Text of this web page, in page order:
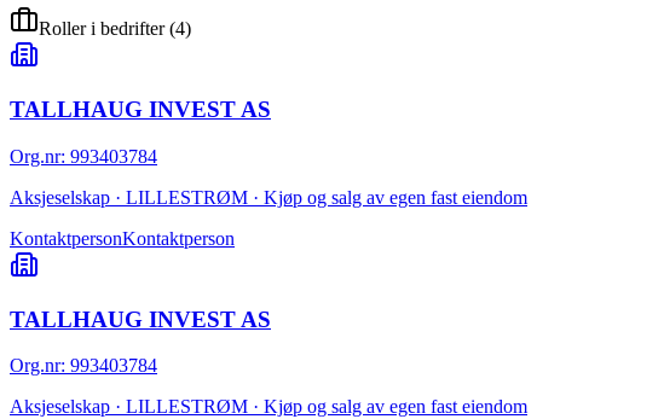
Roller i bedrifter(4)
TALLHAUG INVEST AS
Org.nr: 993403784
Aksjeselskap · LILLESTRØM · Kjøp og salg av egen fast eiendom
KontaktpersonKontaktperson
TALLHAUG INVEST AS
Org.nr: 993403784
Aksjeselskap · LILLESTRØM · Kjøp og salg av egen fast eiendom